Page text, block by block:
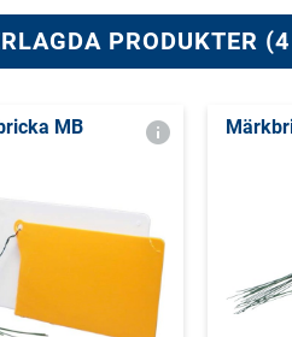
PRODUKTER
MB